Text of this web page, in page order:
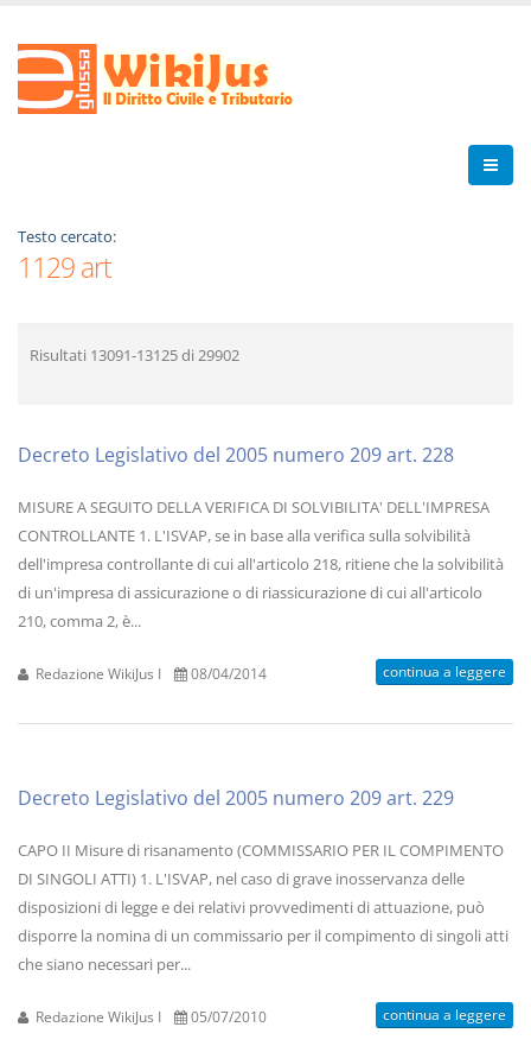
Testo cercato:
1129 art
Risultati 13091-13125di 29902
Decreto Legislativo del 2005 numero 209 art. 228
MISURE A SEGUITO DELLA VERIFICA DI SOLVIBILITA' DELL'IMPRESA
CONTROLLANTE 1. L'ISVAP, se in base alla verifica sulla solvibilità
dell'impresa controllante di cui all'articolo 218, ritiene che la solvibilità
di un'impresa di assicurazione o di riassicurazione di cui all'articolo
210, comma 2, è...
Redazione WikiJus I 08/04/2014 continua a leggere
Decreto Legislativo del 2005 numero 209 art. 229
CAPO II Misure di risanamento (COMMISSARIO PER IL COMPIMENTO
DI SINGOLI ATTI) 1. L'ISVAP, nel caso di grave inosservanza delle
disposizioni di legge e dei relativi provvedimenti di attuazione, può
disporre la nomina di un commissario per il compimento di singoli atti
che siano necessari per...
Redazione WikiJus I 05/07/2010 continua a leggere